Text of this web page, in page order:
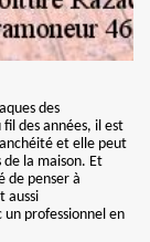
des
des années, il est
et elle peut
de la maison. Et
de penser à
aussi
professionnel en